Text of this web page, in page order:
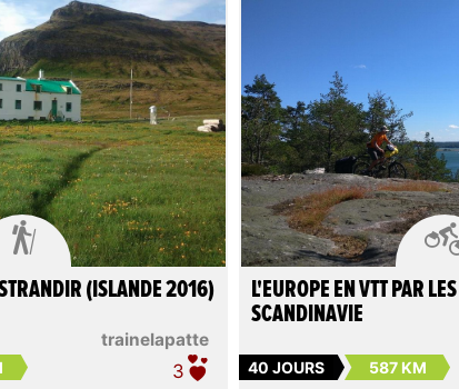

trainelapatte
(ISLANDE 2016)
3
L'EUROPE EN VTT PAR
SCANDINAVIE
40 JOURS 587 KM